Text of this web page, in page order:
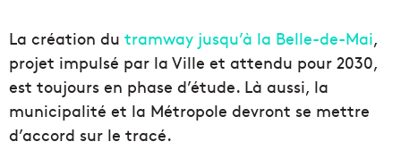
La création du tramway jusqu’à la Belle-de-Mai,
projet impulsé par la Ville et attendu pour 2030,
est toujours en phase d’étude. Là aussi, la
municipalité et la Métropole devront se mettre
d’accord sur le tracé.